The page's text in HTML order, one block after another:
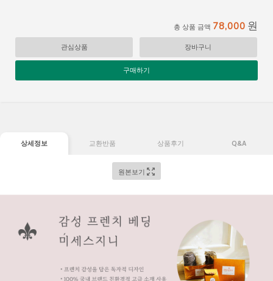
총 상품 금액 78,000 원
관심상품 장바구니
구매하기
상세정보 교환반품 상품후기 Q&A
원본보기